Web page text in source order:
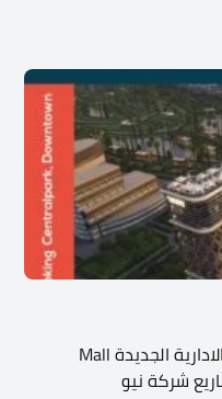
يعد مشروع مول تريف العاصمة الادارية الجديدة Mall